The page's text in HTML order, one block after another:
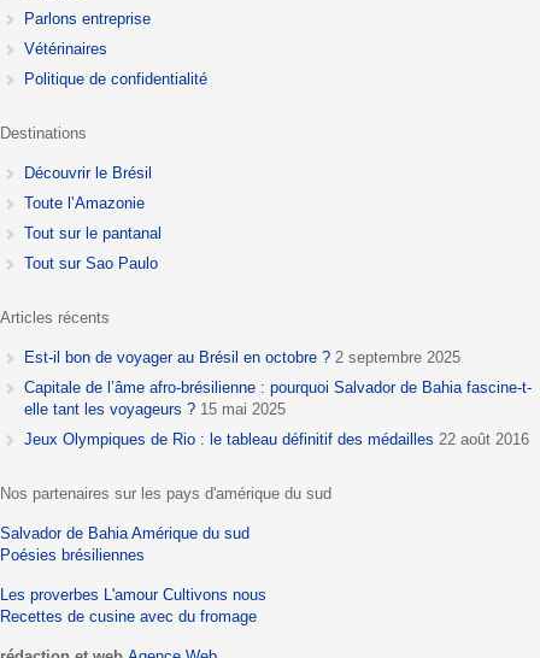
Parlons entreprise
Vétérinaires
Politique de confidentialité
Destinations
Découvrir le Brésil
Toute l’Amazonie
Tout sur le pantanal
Tout sur Sao Paulo
Articles récents
Est-il bon de voyager au Brésil en octobre ? 2 septembre 2025
Capitale de l’âme afro-brésilienne : pourquoi Salvador de Bahia fascine-t-
elle tant les voyageurs ? 15 mai 2025
Jeux Olympiques de Rio : le tableau définitif des médailles 22 août 2016
Nos partenaires sur les pays d'amérique du sud
Salvador de Bahia Amérique du sud
Poésies brésiliennes
Les proverbes L'amour Cultivons nous
Recettes de cusine avec du fromage